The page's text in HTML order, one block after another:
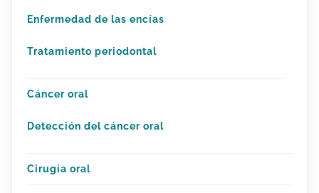
Enfermedad de las encías
Tratamiento periodontal
Cáncer oral
Detección del cáncer oral
Cirugía oral